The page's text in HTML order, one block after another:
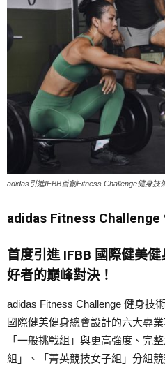
adidas引進IFBB首創Fitness Challenge健身技
adidas Fitness Challenge
首度引進 IFBB 國際健美
好者的巔峰對決！
adidas Fitness Challenge 健身技
國際健美健身總會設計的六大專
「一般挑戰組」與更高強度、完
組」、「菁英競技女子組」分組